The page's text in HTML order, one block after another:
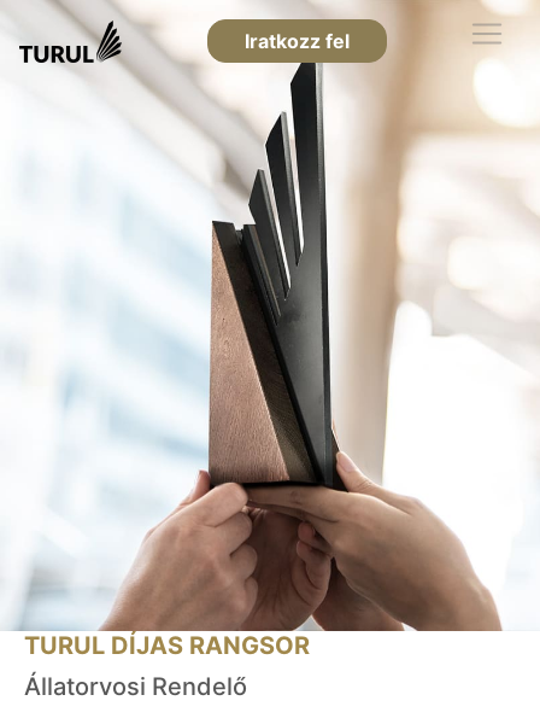
Iratkozz fel
TURUL DÍJAS RANGSOR
Állatorvosi Rendelő